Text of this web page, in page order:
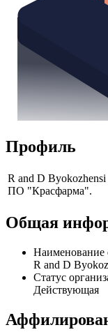
Профиль
R and D Byokozhensi
Общая
Наименование
R and D
Статус